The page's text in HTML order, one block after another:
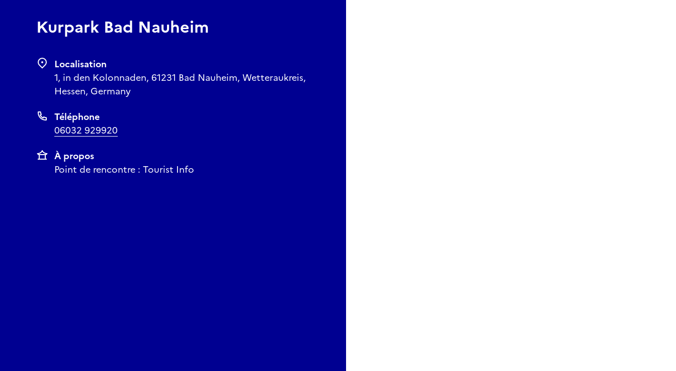
Kurpark Bad Nauheim
Localisation
1, in den Kolonnaden, 61231 Bad Nauheim, Wetteraukreis,
Hessen, Germany
Téléphone
06032 929920
À propos
Point de rencontre : Tourist Info